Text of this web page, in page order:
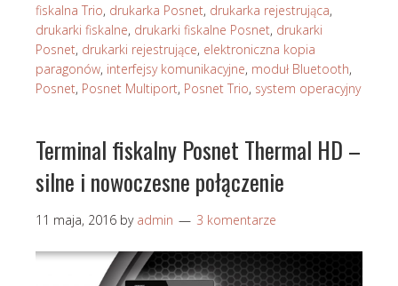
fiskalna Trio, drukarka Posnet, drukarka rejestrująca,
drukarki fiskalne, drukarki fiskalne Posnet, drukarki
Posnet, drukarki rejestrujące, elektroniczna kopia
paragonów, interfejsy komunikacyjne, moduł Bluetooth,
Posnet, Posnet Multiport, Posnet Trio, system operacyjny
Terminal fiskalny Posnet Thermal HD –
silne i nowoczesne połączenie
11 maja, 2016 by admin 3 komentarze